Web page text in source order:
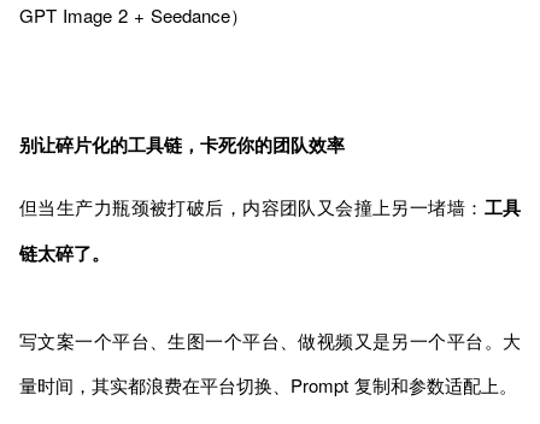
GPT Image 2 + Seedance）
别让碎片化的工具链，卡死你的团队效率
但当生产力瓶颈被打破后，内容团队又会撞上另一堵墙： 工具
链太碎了。
写文案一个平台、生图一个平台、做视频又是另一个平台。大
量时间，其实都浪费在平台切换、Prompt 复制和参数适配上。